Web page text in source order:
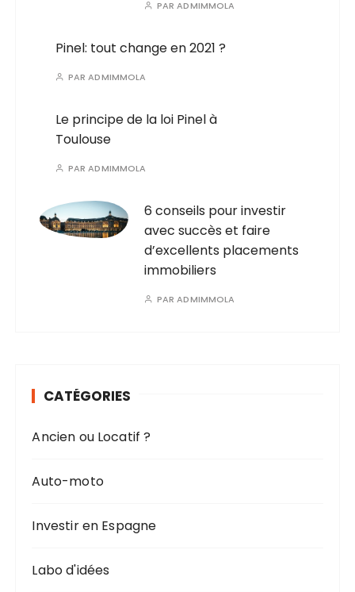
PARADMIMMOLA
Pinel: tout change en 2021 ?
PARADMIMMOLA
Le principe de la loi Pinel à
Toulouse
PARADMIMMOLA
6 conseils pour investir
avec succès et faire
d’excellents placements
immobiliers
PARADMIMMOLA
CATÉGORIES
Ancien ou Locatif ?
Auto-moto
Investir en Espagne
Labo d'idées